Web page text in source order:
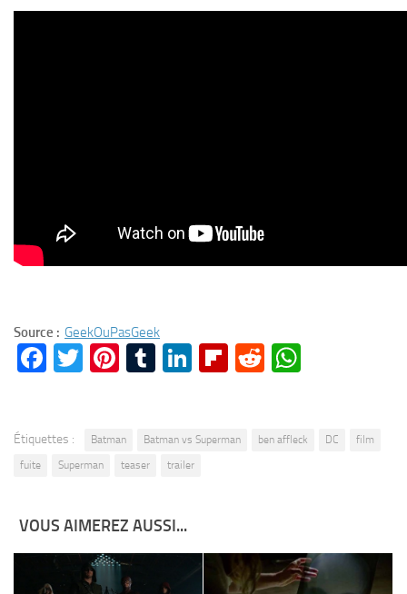
Source : GeekOuPasGeek
Facebook
Twitter
Pinterest
Tumblr
LinkedIn
Flipboard
Reddit
Étiquettes : Batman Batman vs Superman ben affleck DC
film
fuite
Superman teaser trailer
VOUS AIMEREZ AUSSI...